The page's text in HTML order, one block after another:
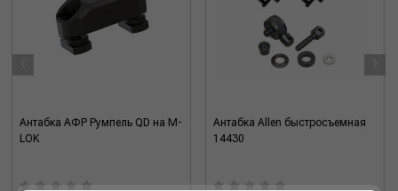
Антабка АФР Румпель QD на M-
LOK
Антабка Allen быстросъемная
14430
‹ ›